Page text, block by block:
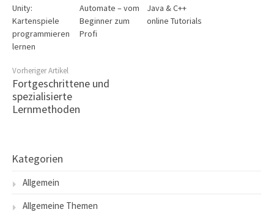
Unity:
Kartenspiele
programmieren
lernen
Automate – vom
Beginner zum
Profi
Java & C++
online Tutorials
Vorheriger Artikel
Fortgeschrittene und
spezialisierte
Lernmethoden
Kategorien
Allgemein
Allgemeine Themen